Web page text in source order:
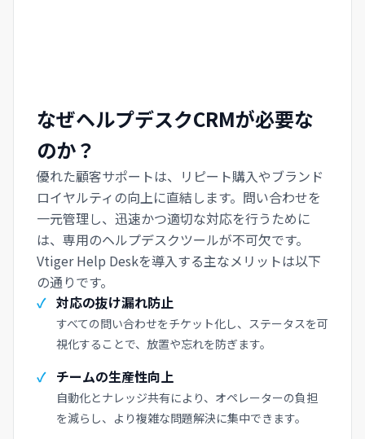
なぜヘルプデスクCRMが必要な
のか？
優れた顧客サポートは、リピート購入やブランド
ロイヤルティの向上に直結します。問い合わせを
一元管理し、迅速かつ適切な対応を行うために
は、専用のヘルプデスクツールが不可欠です。
Vtiger Help Deskを導入する主なメリットは以下
の通りです。
✓ 対応の抜け漏れ防止
すべての問い合わせをチケット化し、ステータスを可
視化することで、放置や忘れを防ぎます。
✓ チームの生産性向上
自動化とナレッジ共有により、オペレーターの負担
を減らし、より複雑な問題解決に集中できます。